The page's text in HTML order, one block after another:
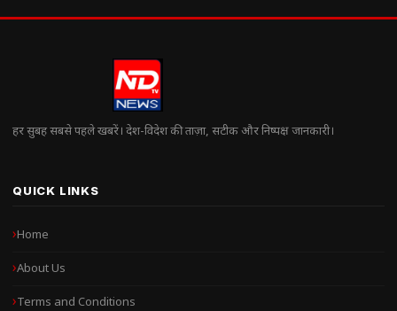
हर सुबह सबसे पहले खबरें। देश-विदेश की ताज़ा, सटीक और निष्पक्ष जानकारी।
QUICK LINKS
Home
About Us
Terms and Conditions